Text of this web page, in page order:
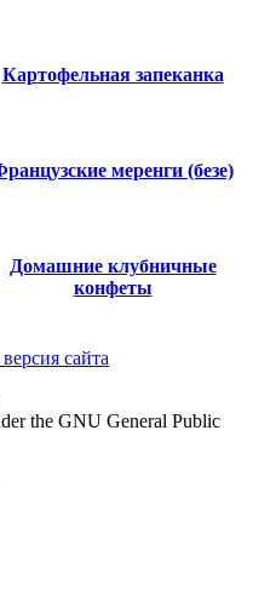
Картофельная запеканка
меренги (безе)
Домашние клубничные
конфеты
сайта
the GNU General Public